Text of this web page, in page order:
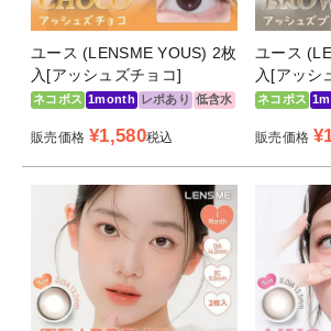
ユース (LENSME YOUS) 2枚
入[アッシュズチョコ]
ネコポス 1month レポあり 低含水
販売価格 ¥1,580税込
ユース
入[アッシ
ネコポス
販売価格 ¥